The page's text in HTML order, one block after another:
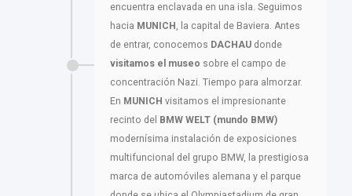
encuentra enclavada en una isla. Seguimos
hacia MUNICH , la capital de Baviera. Antes
de entrar, conocemos DACHAU donde
visitamos el museo sobre el campo de
concentración Nazi. Tiempo para almorzar.
En MUNICH visitamos el impresionante
recinto del BMW WELT (mundo BMW)
modernísima instalación de exposiciones
multifuncional del grupo BMW, la prestigiosa
marca de automóviles alemana y el parque